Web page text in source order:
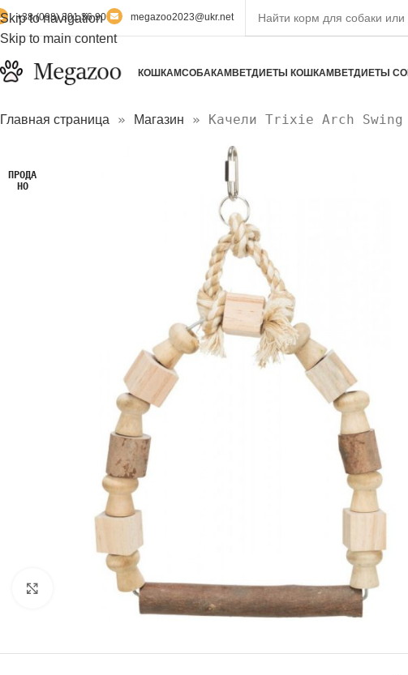
Skip to navigation
Skip to main content
+38 (098) 301 36 90 megazoo2023@ukr.net
КОШКАМСОБАКАМ ВЕТДИЕТЫ КОШКАМ ВЕТДИЕТЫ
Главная страница » Магазин » Качели Trixie Arch Swing
ПРОДА
НО
Нажмите, чтобы увеличить